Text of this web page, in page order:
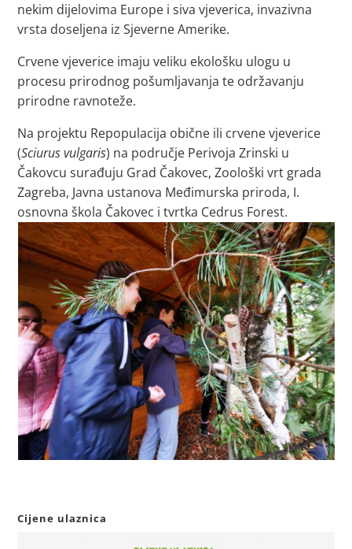
nekim dijelovima Europe i siva vjeverica, invazivna
vrsta doseljena iz Sjeverne Amerike.
Crvene vjeverice imaju veliku ekološku ulogu u
procesu prirodnog pošumljavanja te održavanju
prirodne ravnoteže.
Na projektu Repopulacija obične ili crvene vjeverice
(Sciurus vulgaris) na područje Perivoja Zrinski u
Čakovcu surađuju Grad Čakovec, Zoološki vrt grada
Zagreba, Javna ustanova Međimurska priroda, I.
osnovna škola Čakovec i tvrtka Cedrus Forest.
Cijene ulaznica